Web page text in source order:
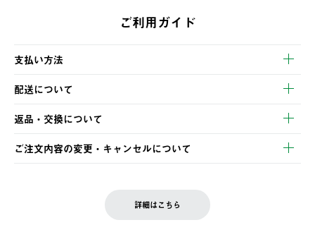
ご利用ガイド
支払い方法
以下のいずれかの方法でお支払いいただけます。
・クレジットカード決済
・コンビニ決済
・Pay-easy決済
配送について
【発送スケジュール】
ご注文・ご入金完了より2営業日以内に商品を発送いたします。
土日祝の発送はございませんので、木曜日以降のご注文は週明け
の発送となる場合がございます。
返品・交換について
※お客様都合の場合
お客様都合の返品にかかる送料は、お客様ご負担とさせていただ
ご注文内容の変更・キャンセルについて
LOGOS FAMILY会員の方は、会員マイページ内 購入履歴画面に
詳細はこちら